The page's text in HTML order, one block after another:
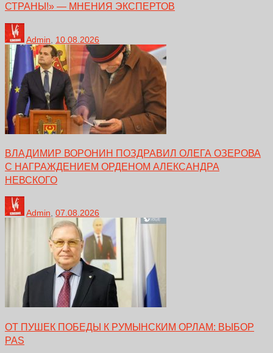
СТРАНЫ!» — МНЕНИЯ ЭКСПЕРТОВ
Admin 10.08.2026
ВЛАДИМИР ВОРОНИН ПОЗДРАВИЛ ОЛЕГА ОЗЕРОВА
С НАГРАЖДЕНИЕМ ОРДЕНОМ АЛЕКСАНДРА
НЕВСКОГО
Admin, 07.08.2026
ОТ ПУШЕК ПОБЕДЫ К РУМЫНСКИМ ОРЛАМ: ВЫБОР
PAS